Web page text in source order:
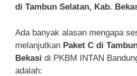
di Tambun Selatan, Kab.
Ada banyak alasan mengapa
melanjutkan Paket C di
Bekasi di PKBM INTAN
adalah: